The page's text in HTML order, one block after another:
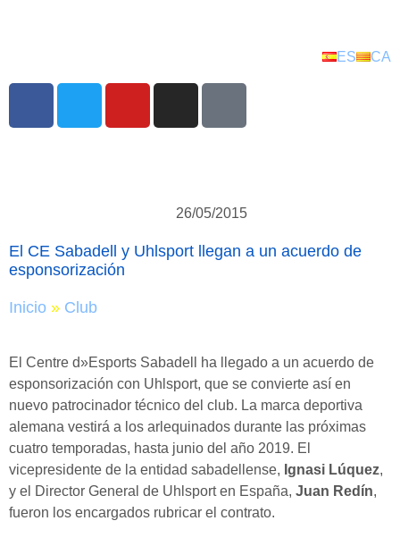
ES CA
26/05/2015
El CE Sabadell y Uhlsport llegan a un acuerdo de
esponsorización
Inicio » Club
El Centre d»Esports Sabadell ha llegado a un acuerdo de
esponsorización con Uhlsport, que se convierte así en
nuevo patrocinador técnico del club. La marca deportiva
alemana vestirá a los arlequinados durante las próximas
cuatro temporadas, hasta junio del año 2019. El
vicepresidente de la entidad sabadellense, Ignasi Lúquez,
y el Director General de Uhlsport en España, Juan Redín,
fueron los encargados rubricar el contrato.